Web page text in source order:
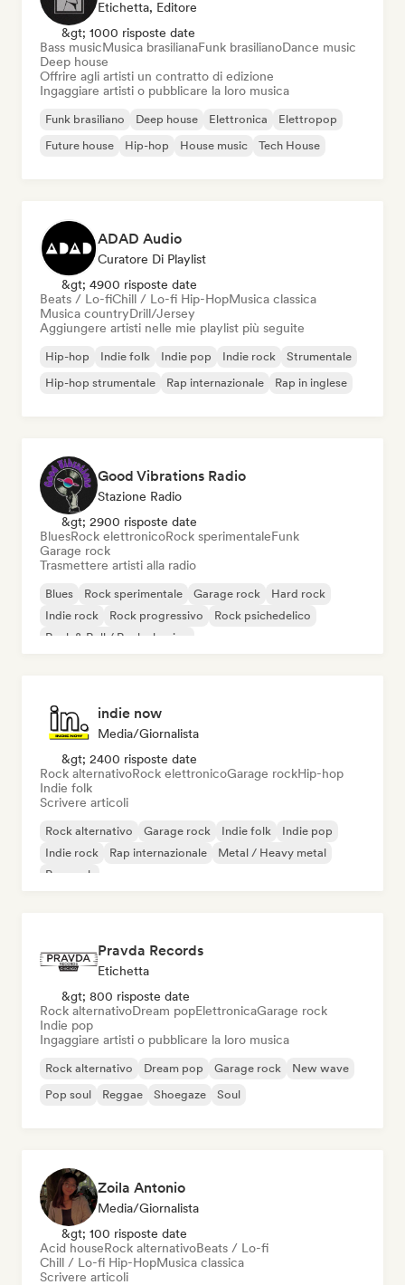
Etichetta, Editore
&gt; 1000 risposte date
Bass musicMusica brasilianaFunk brasilianoDance music
Deep house
Offrire agli artisti un contratto di edizione
Ingaggiare artisti o pubblicare la loro musica
Funk brasiliano Deep house Elettronica
Elettropop
Future house
Hip-hop House music Tech House
ADAD Audio
Curatore Di Playlist
&gt; 4900 risposte date
Beats / Lo-fiChill / Lo-fi Hip-HopMusica classica
Musica countryDrill/Jersey
Aggiungere artisti nelle mie playlist più seguite
Hip-hop Indie folk Indie pop Indie rock
Strumentale
Hip-hop strumentale
Rap internazionale Rap in inglese
Good Vibrations Radio
Stazione Radio
&gt; 2900 risposte date
BluesRock elettronicoRock sperimentaleFunk
Garage rock
Trasmettere artisti alla radio
Blues Rock sperimentale Garage rock
Hard rock
Indie rock
Rock progressivo
Rock psichedelico
Rock & Roll / Rock classico
indie now
Media/Giornalista
&gt; 2400 risposte date
Rock alternativoRock elettronicoGarage rockHip-hop
Indie folk
Scrivere articoli
Rock alternativo Garage rock Indie folk
Indie pop
Indie rock
Rap internazionale
Metal / Heavy metal
Pop rock
Pravda Records
Etichetta
&gt; 800 risposte date
Rock alternativoDream popElettronicaGarage rock
Indie pop
Ingaggiare artisti o pubblicare la loro musica
Rock alternativo Dream pop Garage rock
New wave
Pop soul
Reggae Shoegaze Soul
Zoila Antonio
Media/Giornalista
&gt; 100 risposte date
Acid houseRock alternativoBeats / Lo-fi
Chill / Lo-fi Hip-HopMusica classica
Scrivere articoli